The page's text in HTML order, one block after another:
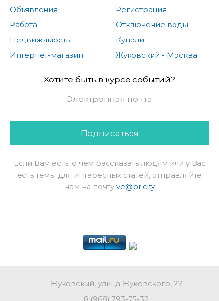
Объявления
Работа
Недвижимость
Интернет-магазин
Регистрация
Отключение воды
Купели
Жуковский - Москва
Хотите быть в курсе событий?
Подписаться
Если Вам есть, о чем рассказать людям или у Вас
есть темы для интересных статей, отправляйте
нам на почту ve@pr.city
Жуковский, улица Жуковского, 27
8 (968) 793-75-32